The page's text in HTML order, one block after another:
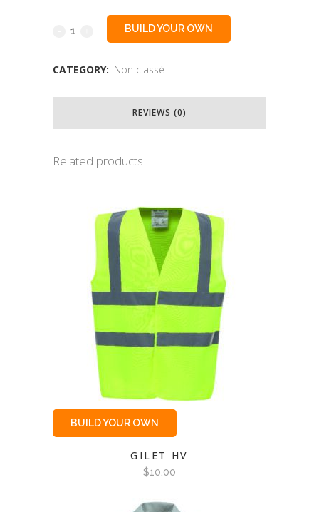
BUILD YOUR OWN
CATEGORY: Non classé
REVIEWS (0)
Related products
BUILD YOUR OWN
GILET HV
$10.00